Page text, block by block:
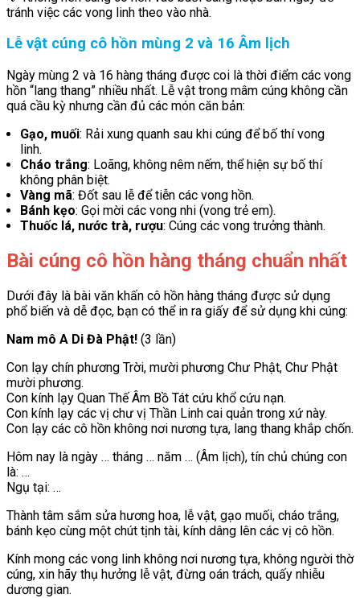
tránh việc các vong linh theo vào nhà.
Lễ vật cúng cô hồn mùng 2 và 16 Âm lịch
Ngày mùng 2 và 16 hàng tháng được coi là thời điểm các vong
hồn “lang thang” nhiều nhất. Lễ vật trong mâm cúng không cần
quá cầu kỳ nhưng cần đủ các món căn bản:
Gạo, muối: Rải xung quanh sau khi cúng để bố thí vong
linh.
Cháo trắng: Loãng, không nêm nếm, thể hiện sự bố thí
không phân biệt.
Vàng mã: Đốt sau lễ để tiễn các vong hồn.
Bánh kẹo: Gọi mời các vong nhi (vong trẻ em).
Thuốc lá, nước trà, rượu: Cúng các vong trưởng thành.
Bài cúng cô hồn hàng tháng chuẩn nhất
Dưới đây là bài văn khấn cô hồn hàng tháng được sử dụng
phổ biến và dễ đọc, bạn có thể in ra giấy để sử dụng khi cúng:
Nam mô A Di Đà Phật! (3 lần)
Con lạy chín phương Trời, mười phương Chư Phật, Chư Phật
mười phương.
Con kính lạy Quan Thế Âm Bồ Tát cứu khổ cứu nạn.
Con kính lạy các vị chư vị Thần Linh cai quản trong xứ này.
Con lạy các cô hồn không nơi nương tựa, lang thang khắp chốn.
Hôm nay là ngày … tháng … năm … (Âm lịch), tín chủ chúng con
là: …
Ngụ tại: …
Thành tâm sắm sửa hương hoa, lễ vật, gạo muối, cháo trắng,
bánh kẹo cùng một chút tịnh tài, kính dâng lên các vị cô hồn.
Kính mong các vong linh không nơi nương tựa, không người thờ
cúng, xin hãy thụ hưởng lễ vật, đừng oán trách, quấy nhiễu
dương gian.